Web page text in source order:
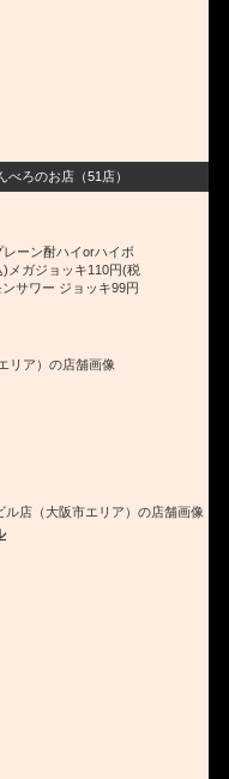
ろのお店（51店）
ーン酎ハイorハイボ
メガジョッキ110円(税
サワー ジョッキ99円